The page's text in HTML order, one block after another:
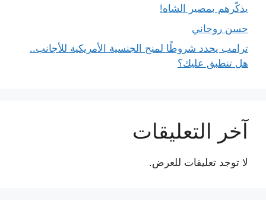
يذكّرهم بمصير الشاه!
حسن روحاني
ترامب يحدد شروطًا لمنح الجنسية الأمريكية للأجانب..
هل تنطبق عليك؟
آخر التعليقات
لا توجد تعليقات للعرض.